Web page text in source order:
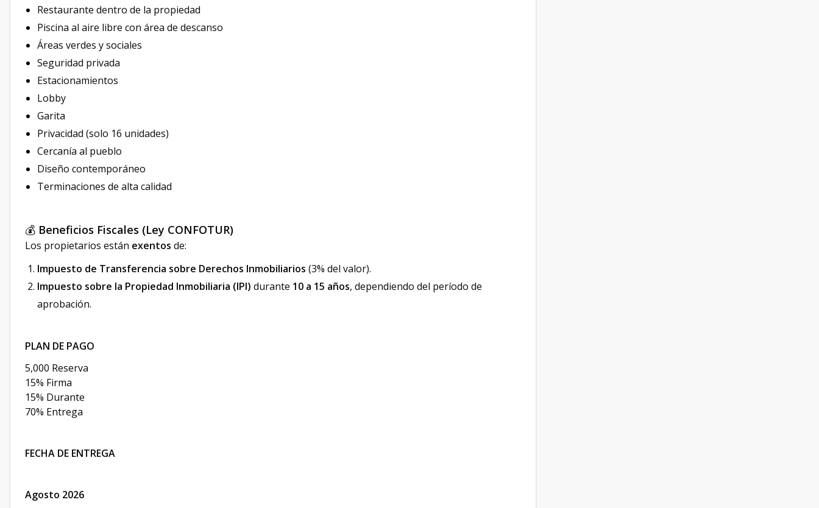
Restaurante dentro de la propiedad
Piscina al aire libre con área de descanso
Áreas verdes y sociales
Seguridad privada
Estacionamientos
Lobby
Garita
Privacidad (solo 16 unidades)
Cercanía al pueblo
Diseño contemporáneo
Terminaciones de alta calidad
💰 Beneficios Fiscales (Ley CONFOTUR)
Los propietarios están exentos de:
Impuesto de Transferencia sobre Derechos Inmobiliarios (3% del valor).
Impuesto sobre la Propiedad Inmobiliaria (IPI) durante 10 a 15 años, dependiendo del período de
aprobación.
PLAN DE PAGO
5,000 Reserva
15% Firma
15% Durante
70% Entrega
FECHA DE ENTREGA
Agosto 2026